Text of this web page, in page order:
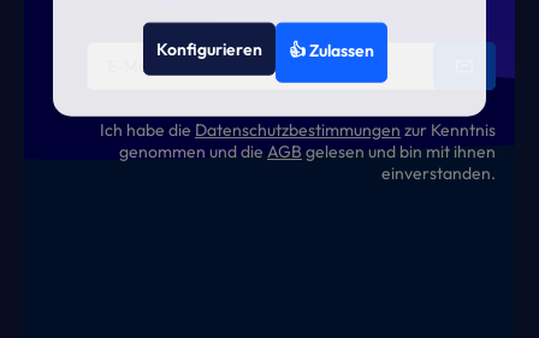
Ich habe die Datenschutzbestimmungen zur Kenntnis
genommen und die AGB gelesen und bin mit ihnen
einverstanden.
Konfigurieren 👍 Zulassen